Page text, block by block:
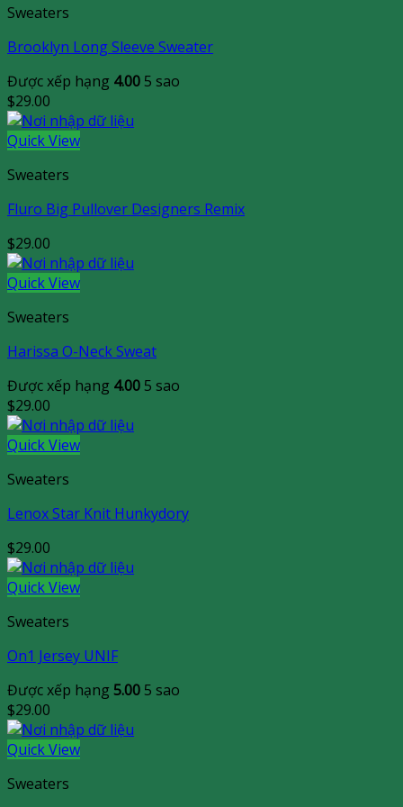
Sweaters
Brooklyn Long Sleeve Sweater
Được xếp hạng 4.005 sao
$29.00
Quick View
Sweaters
Fluro Big Pullover Designers Remix
$29.00
Quick View
Sweaters
Harissa O-Neck Sweat
Được xếp hạng 4.005 sao
$29.00
Quick View
Sweaters
Lenox Star Knit Hunkydory
$29.00
Quick View
Sweaters
On1 Jersey UNIF
Được xếp hạng 5.005 sao
$29.00
Quick View
Sweaters